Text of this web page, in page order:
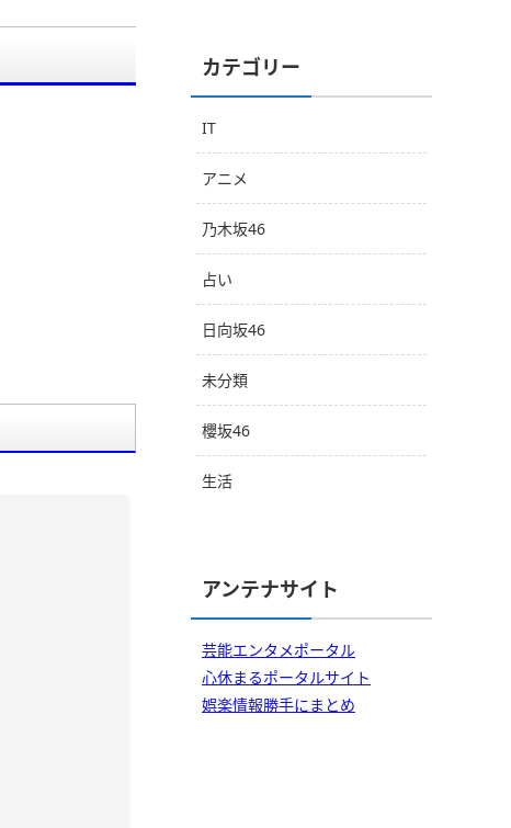
カテゴリー
IT
アニメ
乃木坂46
占い
日向坂46
未分類
櫻坂46
生活
アンテナサイト
芸能エンタメポータル
心休まるポータルサイト
娯楽情報勝手にまとめ